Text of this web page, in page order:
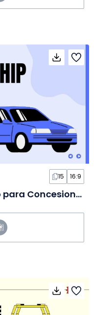
15 16:9
Plan de Negocio Ilustrado para Concesionario en Diapositivas